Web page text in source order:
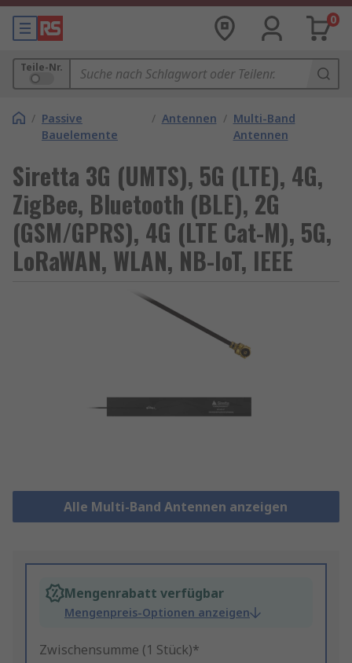
0
Teile-Nr.
/ Passive
Bauelemente
/ Antennen / Multi-Band
Antennen
Siretta 3G (UMTS), 5G (LTE), 4G,
ZigBee, Bluetooth (BLE), 2G
(GSM/GPRS), 4G (LTE Cat-M), 5G,
LoRaWAN, WLAN, NB-IoT, IEEE
Alle Multi-Band Antennen anzeigen
Mengenrabatt verfügbar
Mengenpreis-Optionen anzeigen
Zwischensumme (1 Stück)*